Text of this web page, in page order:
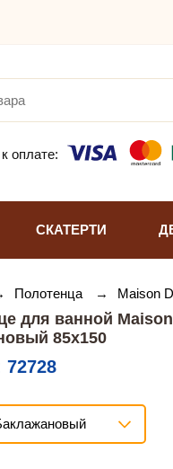
оплате:
СКАТЕРТИ
Полотенца → Maison
для ванной
85х150
72728